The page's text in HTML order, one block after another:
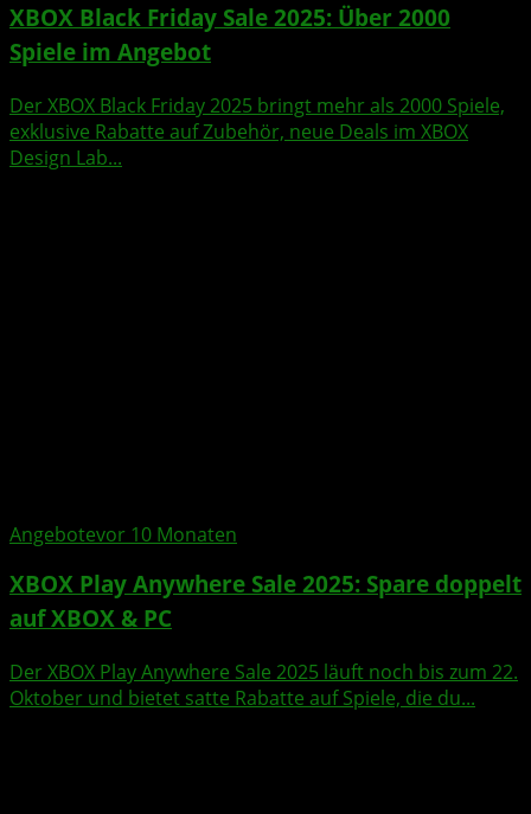
XBOX Black Friday Sale 2025: Über 2000
Spiele im Angebot
Der XBOX Black Friday 2025 bringt mehr als 2000 Spiele,
exklusive Rabatte auf Zubehör, neue Deals im XBOX
Design Lab...
Angebotevor 10 Monaten
XBOX Play Anywhere Sale 2025: Spare doppelt
auf XBOX & PC
Der XBOX Play Anywhere Sale 2025 läuft noch bis zum 22.
Oktober und bietet satte Rabatte auf Spiele, die du...